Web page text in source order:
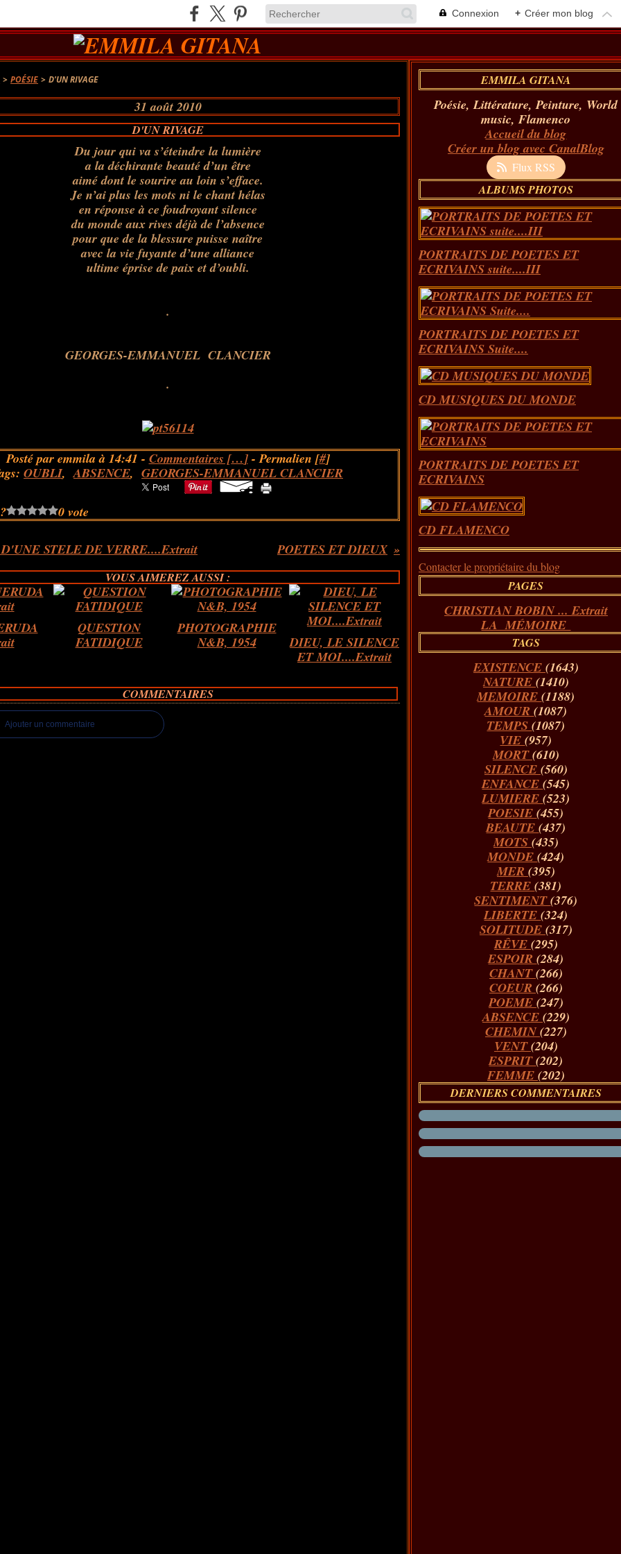
Connexion + Créer mon blog
> POÉSIE > D'UN RIVAGE
31 août 2010
D'UN RIVAGE
Du jour qui va s’éteindre la lumière
a la déchirante beauté d’un être
aimé dont le sourire au loin s’efface.
Je n’ai plus les mots ni le chant hélas
en réponse à ce foudroyant silence
du monde aux rives déjà de l’absence
pour que de la blessure puisse naître
avec la vie fuyante d’une alliance
ultime éprise de paix et d’oubli.
.
GEORGES-EMMANUEL CLANCIER
.
Posté par emmila à 14:41 - Commentaires […]- Permalien [#]
OUBLI,ABSENCE, GEORGES-EMMANUEL CLANCIER
0 vote
STELE DE VERRE....Extrait POETES ET DIEUX
VOUS AIMEREZ AUSSI :
QUESTION
FATIDIQUE
PHOTOGRAPHIE
N&B, 1954
DIEU, LE SILENCE
ET MOI....Extrait
COMMENTAIRES
Ajouter un commentaire
EMMILA GITANA
Poésie, Littérature, Peinture, World
music, Flamenco
Accueil du blog
Créer un blog avec CanalBlog
Flux RSS
ALBUMS PHOTOS
PORTRAITS DE POETES ET
ECRIVAINS suite....III
PORTRAITS DE POETES ET
ECRIVAINS Suite....
CD MUSIQUES DU MONDE
PORTRAITS DE POETES ET
ECRIVAINS
CD FLAMENCO
Contacter le propriétaire du blog
PAGES
CHRISTIAN BOBIN ... Extrait
LA MÉMOIRE
TAGS
EXISTENCE (1643)
NATURE (1410)
MEMOIRE(1188)
AMOUR(1087)
TEMPS(1087)
VIE(957)
MORT(610)
SILENCE (560)
ENFANCE(545)
LUMIERE(523)
POESIE(455)
BEAUTE(437)
MOTS (435)
MONDE(424)
MER (395)
TERRE(381)
SENTIMENT(376)
LIBERTE(324)
SOLITUDE (317)
RÊVE (295)
ESPOIR(284)
CHANT(266)
COEUR (266)
POEME (247)
ABSENCE (229)
CHEMIN(227)
VENT(204)
ESPRIT(202)
FEMME (202)
DERNIERS COMMENTAIRES